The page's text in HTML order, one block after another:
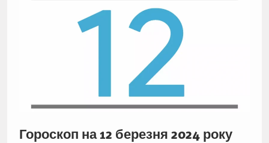
Гороскоп на 12 березня 2024 року